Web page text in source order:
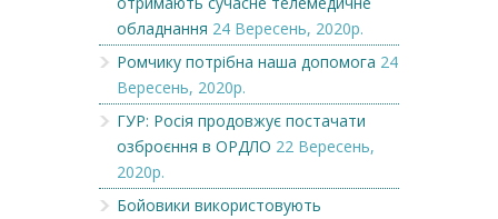
обладнання 24 Вересень, 2020р.
Ромчику потрібна наша допомога 24
Вересень, 2020р.
ГУР: Росія продовжує постачати
озброєння в ОРДЛО 22 Вересень,
2020р.
Бойовики використовують